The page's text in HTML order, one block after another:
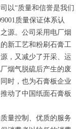
以“质量和信誉是我们
质量保证体系认
源。公司采用电厂烟
新工艺和粉刷石膏工
，又减少了开采、运
烟气脱硫后产生的废
时，也为石膏板企业
动了中国纸面石膏板
量控制、优质的服务